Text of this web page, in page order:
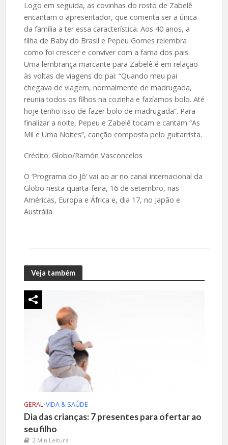
Logo em seguida, as covinhas do rosto de Zabelê
encantam o apresentador, que comenta ser a única
da família a ter essa característica. Aos 40 anos, a
filha de Baby do Brasil e Pepeu Gomes relembra
como foi crescer e conviver com a fama dos pais.
Uma lembrança marcante para Zabelê é em relação
às voltas de viagens do pai: “Quando meu pai
chegava de viagem, normalmente de madrugada,
reunia todos os filhos na cozinha e fazíamos bolo. Até
hoje tenho isso de fazer bolo de madrugada”. Para
finalizar a noite, Pepeu e Zabelê tocam e cantam “As
Mil e Uma Noites”, canção composta pelo guitarrista.
Crédito: Globo/Ramón Vasconcelos
O ‘Programa do Jô’ vai ao ar no canal internacional da
Globo nesta quarta-feira, 16 de setembro, nas
Américas, Europa e África e, dia 17, no Japão e
Austrália.
Veja também
GERAL•VIDA & SAÚDE
Dia das crianças: 7 presentes para ofertar ao
seu filho
2 Min Leitura